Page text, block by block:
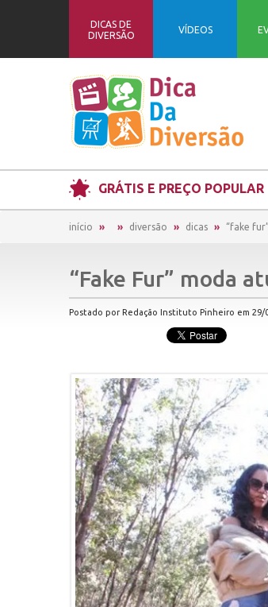
DICAS DE
DIVERSÃO
VÍDEOS
GRÁTIS E PREÇO POPULAR
início diversão dicas “fake
“Fake Fur” moda
Postado por Redação Instituto Pinheiro em 29/